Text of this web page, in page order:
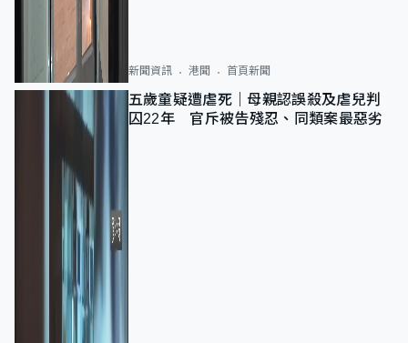
新聞資訊 港聞 首頁新聞
五歲童疑遭虐死｜母親認誤殺及虐兒判
囚22年 官斥被告殘忍、同類案最惡劣